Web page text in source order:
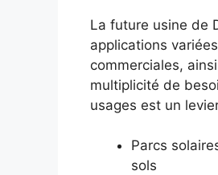
La future usine de
applications
commerciales,
multiplicité de
usages est un
Parcs
sols